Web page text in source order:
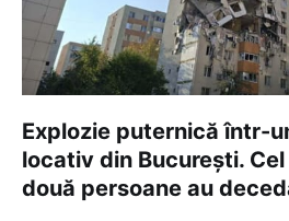
Explozie puternică într-
locativ din București.
două persoane au